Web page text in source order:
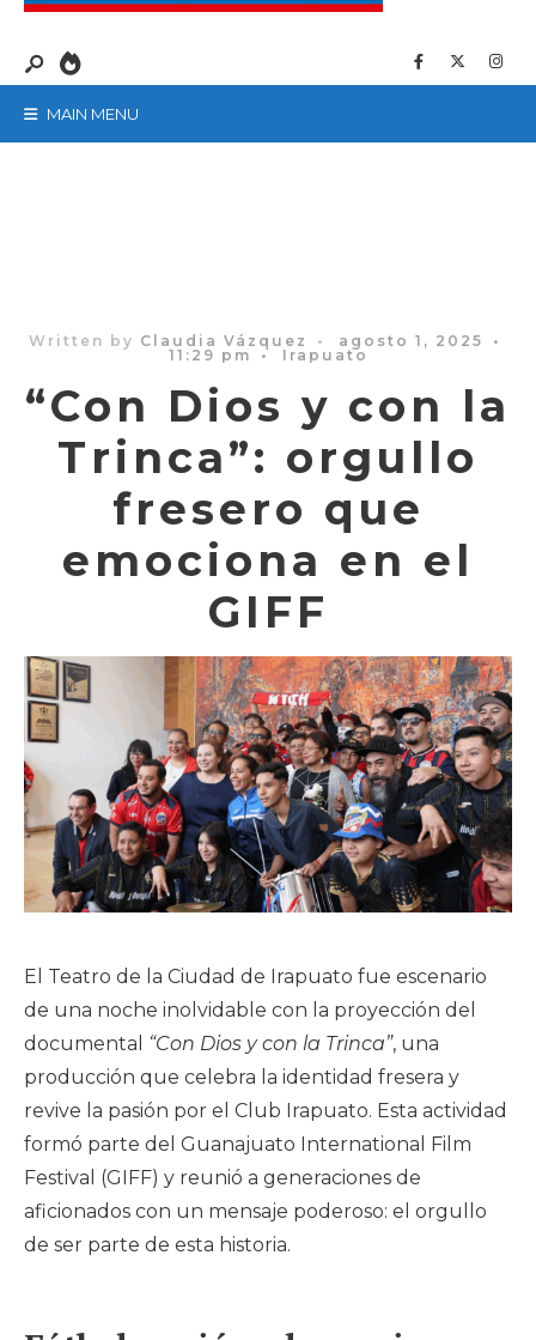
MAIN MENU
Written by Claudia Vázquez • agosto 1, 2025
•
11:29 pm
• Irapuato
“Con Dios y con la
Trinca”: orgullo
fresero que
emociona en el
GIFF
El Teatro de la Ciudad de Irapuato fue escenario
de una noche inolvidable con la proyección del
documental “Con Dios y con la Trinca”, una
producción que celebra la identidad fresera y
revive la pasión por el Club Irapuato. Esta actividad
formó parte del Guanajuato International Film
Festival (GIFF) y reunió a generaciones de
aficionados con un mensaje poderoso: el orgullo
de ser parte de esta historia.